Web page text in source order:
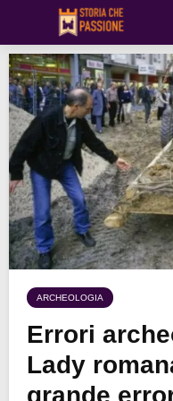
ARCHEOLOGIA
Errori
Lady
grande